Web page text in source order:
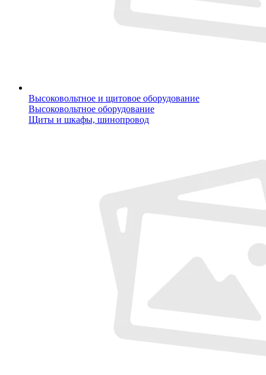
Высоковольтное и щитовое оборудование
Высоковольтное оборудование
Щиты и шкафы, шинопровод